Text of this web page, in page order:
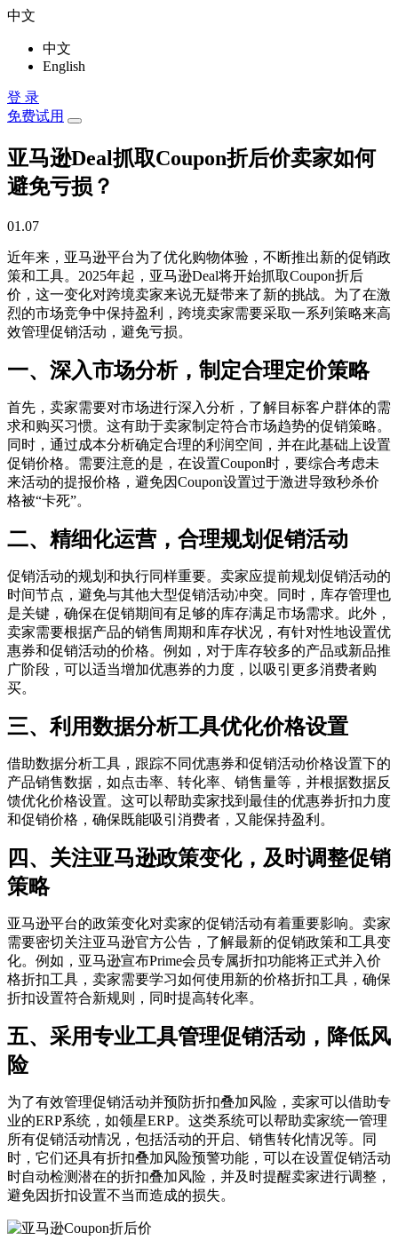
中文
中文
English
登 录
免费试用
亚马逊Deal抓取Coupon折后价卖家如何
避免亏损？
01.07
近年来，亚马逊平台为了优化购物体验，不断推出新的促销政
策和工具。2025年起，亚马逊Deal将开始抓取Coupon折后
价，这一变化对跨境卖家来说无疑带来了新的挑战。为了在激
烈的市场竞争中保持盈利，跨境卖家需要采取一系列策略来高
效管理促销活动，避免亏损。
一、深入市场分析，制定合理定价策略
首先，卖家需要对市场进行深入分析，了解目标客户群体的需
求和购买习惯。这有助于卖家制定符合市场趋势的促销策略。
同时，通过成本分析确定合理的利润空间，并在此基础上设置
促销价格。需要注意的是，在设置Coupon时，要综合考虑未
来活动的提报价格，避免因Coupon设置过于激进导致秒杀价
格被“卡死”。
二、精细化运营，合理规划促销活动
促销活动的规划和执行同样重要。卖家应提前规划促销活动的
时间节点，避免与其他大型促销活动冲突。同时，库存管理也
是关键，确保在促销期间有足够的库存满足市场需求。此外，
卖家需要根据产品的销售周期和库存状况，有针对性地设置优
惠券和促销活动的价格。例如，对于库存较多的产品或新品推
广阶段，可以适当增加优惠券的力度，以吸引更多消费者购
买。
三、利用数据分析工具优化价格设置
借助数据分析工具，跟踪不同优惠券和促销活动价格设置下的
产品销售数据，如点击率、转化率、销售量等，并根据数据反
馈优化价格设置。这可以帮助卖家找到最佳的优惠券折扣力度
和促销价格，确保既能吸引消费者，又能保持盈利。
四、关注亚马逊政策变化，及时调整促销
策略
亚马逊平台的政策变化对卖家的促销活动有着重要影响。卖家
需要密切关注亚马逊官方公告，了解最新的促销政策和工具变
化。例如，亚马逊宣布Prime会员专属折扣功能将正式并入价
格折扣工具，卖家需要学习如何使用新的价格折扣工具，确保
折扣设置符合新规则，同时提高转化率。
五、采用专业工具管理促销活动，降低风
险
为了有效管理促销活动并预防折扣叠加风险，卖家可以借助专
业的ERP系统，如领星ERP。这类系统可以帮助卖家统一管理
所有促销活动情况，包括活动的开启、销售转化情况等。同
时，它们还具有折扣叠加风险预警功能，可以在设置促销活动
时自动检测潜在的折扣叠加风险，并及时提醒卖家进行调整，
避免因折扣设置不当而造成的损失。